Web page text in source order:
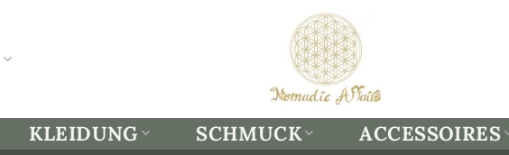
KLEIDUNG SCHMUCK ACCESSOIRES